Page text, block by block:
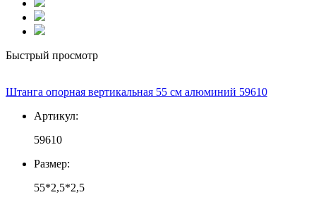
Быстрый просмотр
Штанга опорная вертикальная 55 см алюминий 59610
Артикул:
59610
Размер:
55*2,5*2,5